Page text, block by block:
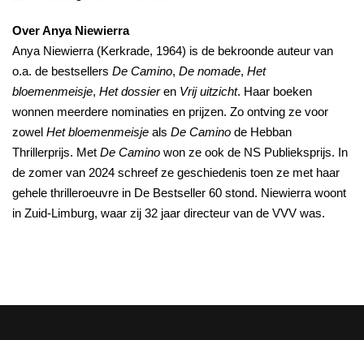
Over Anya Niewierra
Anya Niewierra (Kerkrade, 1964) is de bekroonde auteur van
o.a. de bestsellers De Camino, De nomade, Het
bloemenmeisje, Het dossieren Vrij uitzicht. Haar boeken
wonnen meerdere nominaties en prijzen. Zo ontving ze voor
zowel Het bloemenmeisje als De Camino de Hebban
Thrillerprijs. Met De Camino won ze ook de NS Publieksprijs. In
de zomer van 2024 schreef ze geschiedenis toen ze met haar
gehele thrilleroeuvre in De Bestseller 60 stond. Niewierra woont
in Zuid-Limburg, waar zij 32 jaar directeur van de VVV was.